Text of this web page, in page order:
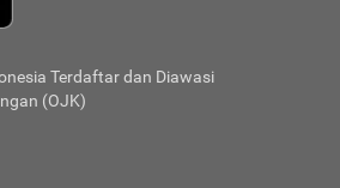
Terdaftar dan Diawasi
(OJK)